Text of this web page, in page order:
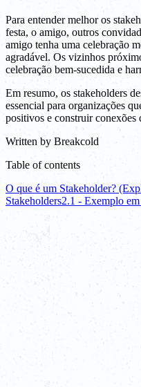
Para entender melhor os
festa, o amigo, outros
amigo tenha uma celebração
agradável. Os vizinhos
celebração bem-sucedida e
Em resumo, os stakeholders
essencial para organizações
positivos e construir conexões
Written by Breakcold
Table of contents
O que é um Stakeholder?
Stakeholders2.1 - Exemplo